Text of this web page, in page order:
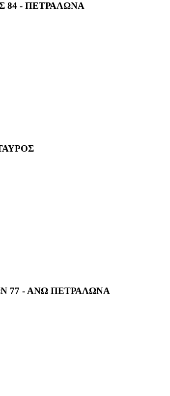
84 - ΠΕΤΡΑΛΩΝΑ
77 - ΑΝΩ ΠΕΤΡΑΛΩΝΑ